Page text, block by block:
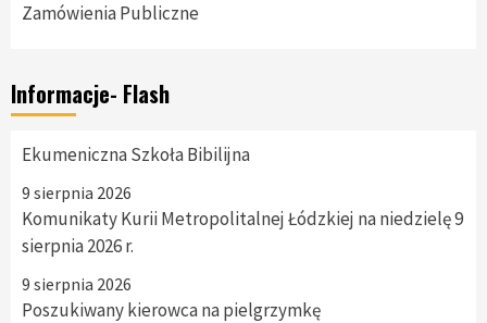
Zamówienia Publiczne
Informacje- Flash
Ekumeniczna Szkoła Bibilijna
9 sierpnia 2026
Komunikaty Kurii Metropolitalnej Łódzkiej na niedzielę 9
sierpnia 2026 r.
9 sierpnia 2026
Poszukiwany kierowca na pielgrzymkę